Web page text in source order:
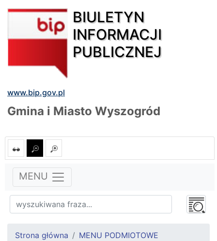
BIULETYN
INFORMACJI
PUBLICZNEJ
www.bip.gov.pl
Gmina i Miasto Wyszogród
MENU
Strona główna
MENU PODMIOTOWE